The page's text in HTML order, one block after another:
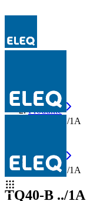
Produkte
TQ40-B ../1A
Produkte
TQ40-B ../1A
TQ40-B ../1A